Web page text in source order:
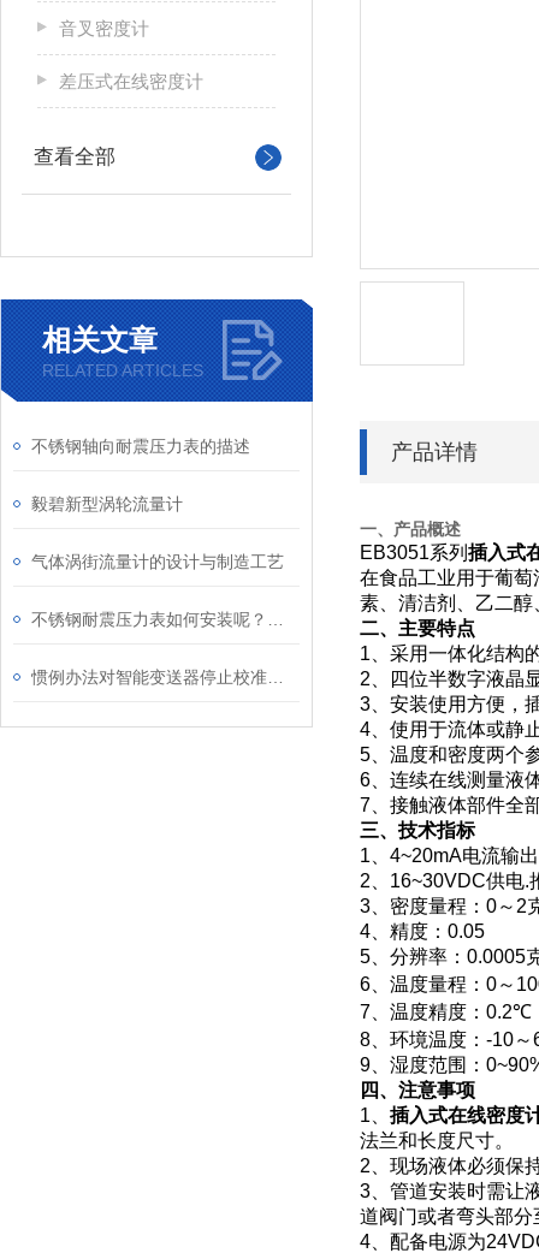
音叉密度计
差压式在线密度计
查看全部
相关文章
RELATED ARTICLES
不锈钢轴向耐震压力表的描述
毅碧新型涡轮流量计
气体涡街流量计的设计与制造工艺
产品详情
一、产品概述
EB3051系列 插入式
在食品工业用于葡
素、清洁剂、乙二
二、主要特点
1 、采用一体化结构
2 、四位半数字液晶
3 、安装使用方便，
4 、使用于流体或静
5 、温度和密度两个
6 、连续在线测量液
7 、接触液体部件全
三、技术指标
1
4~20mA电流输出
2
16~30VDC供电.
3 、密度量程： 0～ 2
4 、精度： 0.05
5 、分辨率： 0.0005
6 、温度量程： 0～
7 、温度精度： 0.2℃
8 、环境温度： -10～
9 、湿度范围：
四、注意事项
1
插入式在线密度
法兰和长度尺寸。
2 、现场液体必须保
3 、管道安装时需
道阀门或者弯头部分
4 、配备电源为